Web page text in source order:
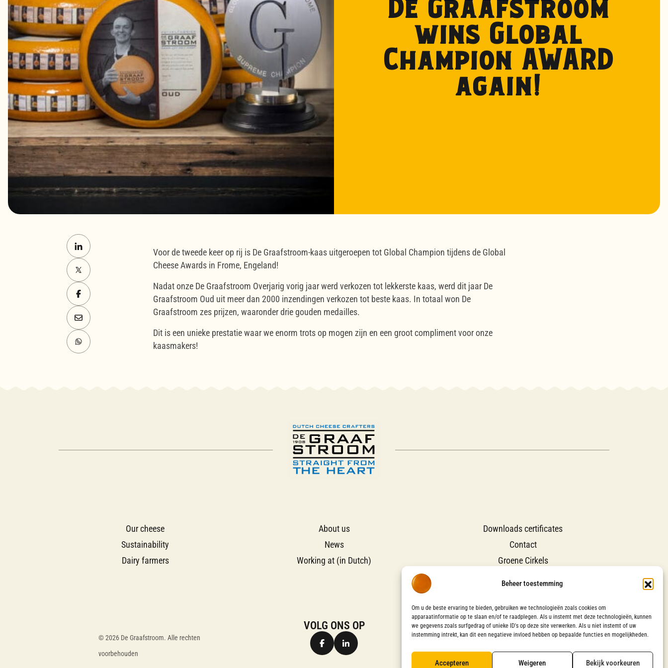
Beheer toestemming
Om u de beste ervaring te bieden, gebruiken we technologieën zoals cookies om
apparaatinformatie op te slaan en/of te raadplegen. Als u instemt met deze technologieën, kunnen
we gegevens zoals surfgedrag of unieke ID's op deze site verwerken. Als u niet instemt of uw
instemming intrekt, kan dit een negatieve invloed hebben op bepaalde functies en mogelijkheden.
Accepteren Weigeren Bekijk voorkeuren
De Graafstroom
wins Global
Champion AWARD
again!
Voor de tweede keer op rij is De Graafstroom-kaas uitgeroepen tot Global Champion tijdens de Global
Cheese Awards in Frome, Engeland!
Nadat onze De Graafstroom Overjarig vorig jaar werd verkozen tot lekkerste kaas, werd dit jaar De
Graafstroom Oud uit meer dan 2000 inzendingen verkozen tot beste kaas. In totaal won De
Graafstroom zes prijzen, waaronder drie gouden medailles.
Dit is een unieke prestatie waar we enorm trots op mogen zijn en een groot compliment voor onze
kaasmakers!
Our cheese
Sustainability
Dairy farmers
About us
News
Working at (in Dutch)
Downloads certificates
Contact
Groene Cirkels
© 2026 De Graafstroom. Alle rechten
voorbehouden
VOLG ONS OP